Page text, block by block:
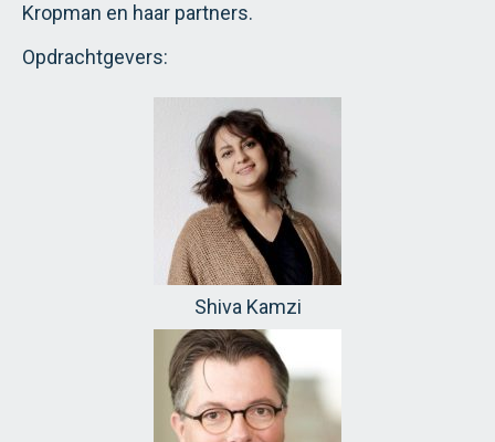
Kropman en haar partners.
Opdrachtgevers:
Shiva Kamzi